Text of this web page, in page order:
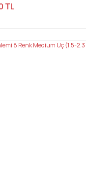
TL